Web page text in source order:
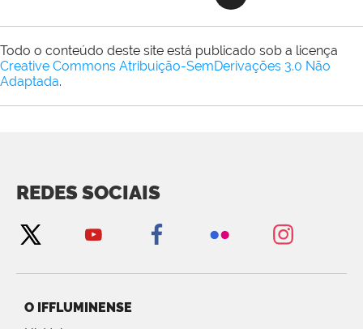
Todo o conteúdo deste site está publicado sob a licença
Creative Commons Atribuição-SemDerivações 3.0 Não
Adaptada.
REDES SOCIAIS
O IFFLUMINENSE